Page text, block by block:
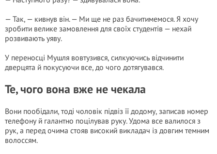
— Так, — кивнув він. — Ми ще не раз бачитимемося. Я хочу
зробити велике замовлення для своїх студентів — нехай
розвивають уяву.
У переносці Мушля вовтузився, силкуючись відчинити
дверцята й покусуючи все, до чого дотягувався.
Те, чого вона вже не чекала
Вони пообідали, тоді чоловік підвіз її додому, записав номер
телефону й галантно поцілував руку. Удома все валилося з
рук, а перед очима стояв високий викладач із довгим темним
волоссям.